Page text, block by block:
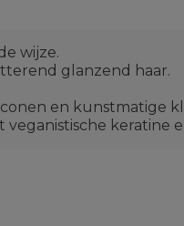
wijze.
glanzend haar.
en kunstmatige
keratine